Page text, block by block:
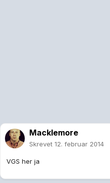
Macklemore
Skrevet 12. februar 2014
VGS her ja